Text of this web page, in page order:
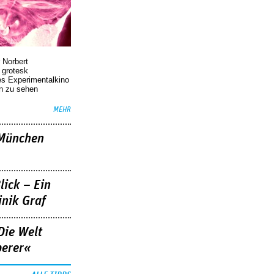
Experimentalkino
zu sehen
MEHR
– Ein
Graf
Welt